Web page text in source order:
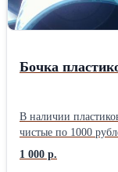
Бочка
В наличии
чистые по 1000
хомуте, из под
227 литров с
1 000 р.